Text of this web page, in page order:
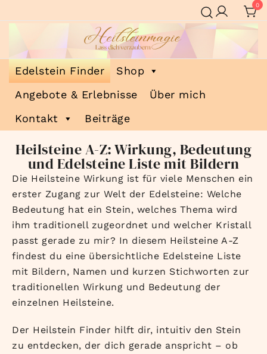
0
Heilsteinmagie
Lass dich verzaubern
Edelstein Finder
Shop
Angebote & Erlebnisse
Über mich
Kontakt
Beiträge
Heilsteine A-Z: Wirkung, Bedeutung
und Edelsteine Liste mit Bildern
Die Heilsteine Wirkung ist für viele Menschen ein
erster Zugang zur Welt der Edelsteine: Welche
Bedeutung hat ein Stein, welches Thema wird
ihm traditionell zugeordnet und welcher Kristall
passt gerade zu mir? In diesem Heilsteine A-Z
findest du eine übersichtliche Edelsteine Liste
mit Bildern, Namen und kurzen Stichworten zur
traditionellen Wirkung und Bedeutung der
einzelnen Heilsteine.
Der Heilstein Finder hilft dir, intuitiv den Stein
zu entdecken, der dich gerade anspricht – ob